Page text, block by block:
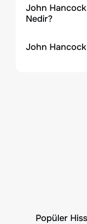
John
Nedir?
John
Popüler